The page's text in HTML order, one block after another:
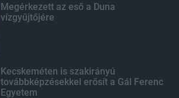
Megérkezett az eső a Duna
vízgyűjtőjére
Kecskeméten is szakirányú
továbbképzésekkel erősít a Gál Ferenc
Egyetem